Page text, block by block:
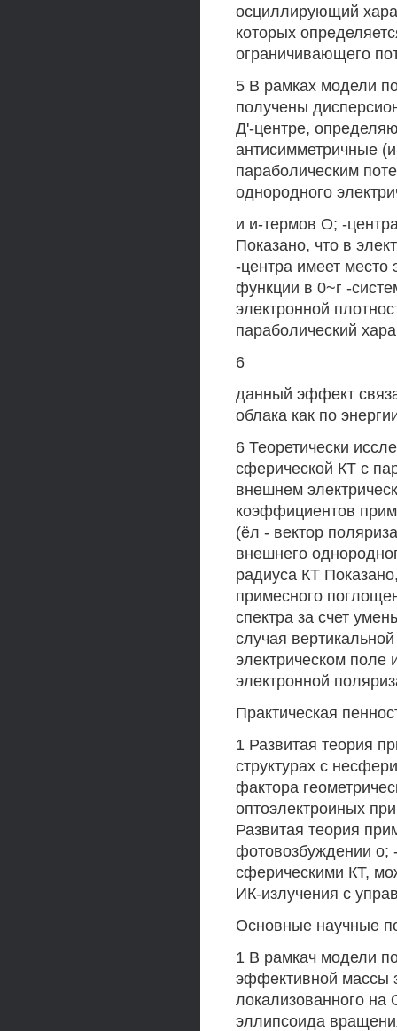
осциллирующий
которых
ограничивающего
5 В рамках модели
получены
Д'-центре,
антисимметричные
параболическим
однородного
и и-термов О; -
Показано, что в
-центра имеет
функции в 0~г -
электронной
параболический
6
данный эффект
облака как по
6 Теоретически
сферической КТ с
внешнем
коэффициентов
(ёл - вектор
внешнего
радиуса КТ
примесного
спектра за счет
случая
электрическом поле
электронной
Практическая
1 Развитая теория
структурах с
фактора
оптоэлектроиных
Развитая теория
фотовозбуждении о;
сферическими КТ,
ИК-излучения с
Основные научные
1 В рамкач модели
эффективной массы
локализованного
эллипсоида